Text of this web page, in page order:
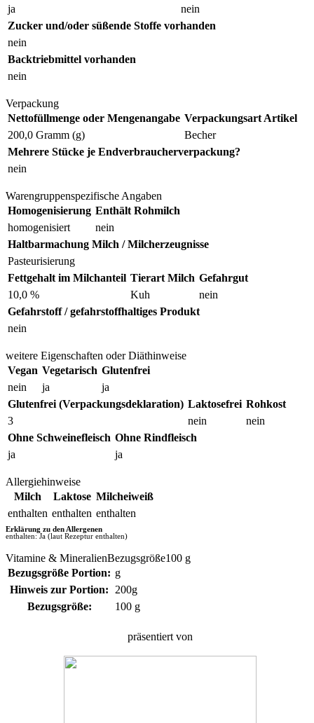
ja
nein
Zucker und/oder süßende Stoffe vorhanden
nein
Backtriebmittel vorhanden
nein
Verpackung
Nettofüllmenge oder Mengenangabe
200,0 Gramm (g)
Verpackungsart Artikel
Becher
Mehrere Stücke je Endverbraucherverpackung?
nein
Warengruppenspezifische Angaben
Homogenisierung
homogenisiert
Enthält Rohmilch
nein
Haltbarmachung Milch / Milcherzeugnisse
Pasteurisierung
Fettgehalt im Milchanteil
10,0 %
Tierart Milch
Kuh
Gefahrgut
nein
Gefahrstoff / gefahrstoffhaltiges Produkt
nein
weitere Eigenschaften oder Diäthinweise
Vegan
nein
Vegetarisch
ja
Glutenfrei
ja
Glutenfrei (Verpackungsdeklaration)
3
Laktosefrei
nein
Rohkost
nein
Ohne Schweinefleisch
ja
Ohne Rindfleisch
ja
Allergiehinweise
Milch
enthalten
Laktose
enthalten
Milcheiweiß
enthalten
Erklärung zu den Allergenen
enthalten: Ja (laut Rezeptur enthalten)
Vitamine & MineralienBezugsgröße100 g
Bezugsgröße Portion: g
Hinweis zur Portion:
200g
Bezugsgröße:
100 g
präsentiert von